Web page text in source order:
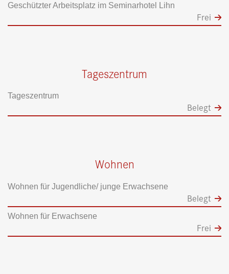
Geschützter Arbeitsplatz im Seminarhotel Lihn
Frei
Tageszentrum
Tageszentrum
Belegt
Wohnen
Wohnen für Jugendliche/ junge Erwachsene
Belegt
Wohnen für Erwachsene
Frei